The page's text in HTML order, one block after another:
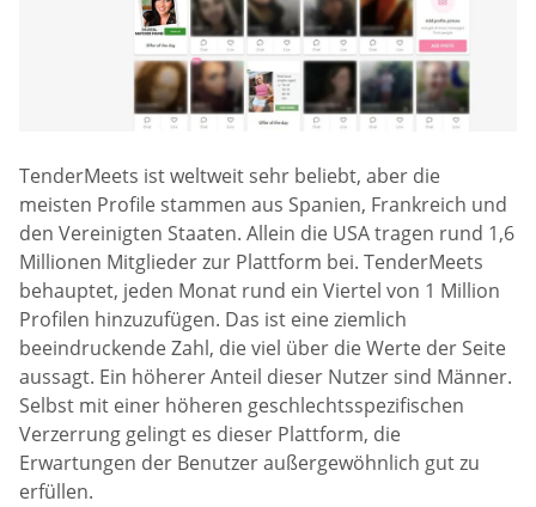
TenderMeets ist weltweit sehr beliebt, aber die
meisten Profile stammen aus Spanien, Frankreich und
den Vereinigten Staaten. Allein die USA tragen rund 1,6
Millionen Mitglieder zur Plattform bei. TenderMeets
behauptet, jeden Monat rund ein Viertel von 1 Million
Profilen hinzuzufügen. Das ist eine ziemlich
beeindruckende Zahl, die viel über die Werte der Seite
aussagt. Ein höherer Anteil dieser Nutzer sind Männer.
Selbst mit einer höheren geschlechtsspezifischen
Verzerrung gelingt es dieser Plattform, die
Erwartungen der Benutzer außergewöhnlich gut zu
erfüllen.